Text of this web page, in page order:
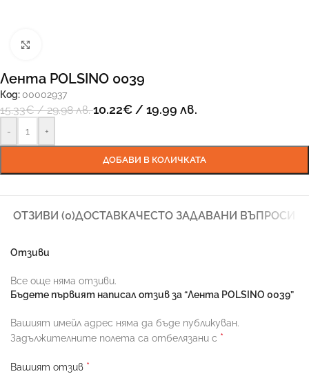
Лента POLSINO 0039
Код: 00002937
15.33€/ 29.98 лв.10.22€ / 19.99 лв.
- +
ДОБАВИ В КОЛИЧКАТА
ОТЗИВИ (0)ДОСТАВКАЧЕСТО ЗАДАВАНИ ВЪПРОСИ
Отзиви
Все още няма отзиви.
Бъдете първият написал отзив за “Лента POLSINO 0039”
Вашият имейл адрес няма да бъде публикуван.
Задължителните полета са отбелязани с *
Вашият отзив *